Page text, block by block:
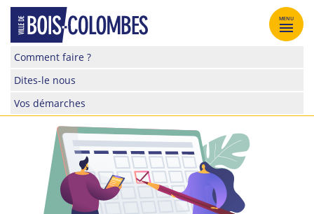
Skip
content
Site
de
la
Colombes
Comment faire ?
Dites-le nous
Vos démarches
MENU